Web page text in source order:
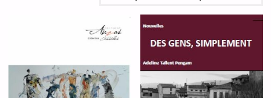
récent
plus
ancien